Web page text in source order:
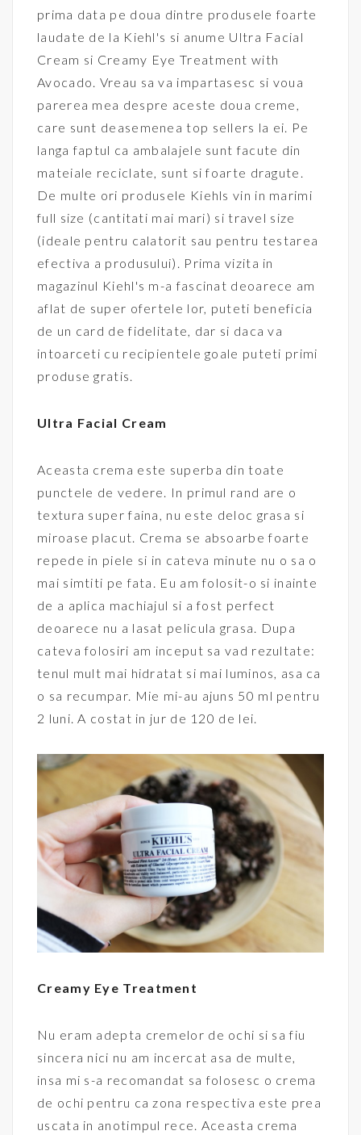
prima data pe doua dintre produsele foarte
laudate de la Kiehl's si anume Ultra Facial
Cream si Creamy Eye Treatment with
Avocado. Vreau sa va impartasesc si voua
parerea mea despre aceste doua creme,
care sunt deasemenea top sellers la ei. Pe
langa faptul ca ambalajele sunt facute din
mateiale reciclate, sunt si foarte dragute.
De multe ori produsele Kiehls vin in marimi
full size (cantitati mai mari) si travel size
(ideale pentru calatorit sau pentru testarea
efectiva a produsului). Prima vizita in
magazinul Kiehl's m-a fascinat deoarece am
aflat de super ofertele lor, puteti beneficia
de un card de fidelitate, dar si daca va
intoarceti cu recipientele goale puteti primi
produse gratis.
Ultra Facial Cream
Aceasta crema este superba din toate
punctele de vedere. In primul rand are o
textura super faina, nu este deloc grasa si
miroase placut. Crema se absoarbe foarte
repede in piele si in cateva minute nu o sa o
mai simtiti pe fata. Eu am folosit-o si inainte
de a aplica machiajul si a fost perfect
deoarece nu a lasat pelicula grasa. Dupa
cateva folosiri am inceput sa vad rezultate:
tenul mult mai hidratat si mai luminos, asa ca
o sa recumpar. Mie mi-au ajuns 50 ml pentru
2 luni. A costat in jur de 120 de lei.
Creamy Eye Treatment
Nu eram adepta cremelor de ochi si sa fiu
sincera nici nu am incercat asa de multe,
insa mi s-a recomandat sa folosesc o crema
de ochi pentru ca zona respectiva este prea
uscata in anotimpul rece. Aceasta crema